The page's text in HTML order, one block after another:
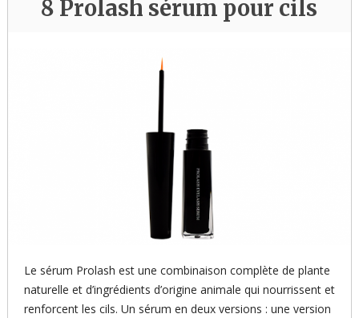
8 Prolash sérum pour cils
Le sérum Prolash est une combinaison complète de plante
naturelle et d’ingrédients d’origine animale qui nourrissent et
renforcent les cils. Un sérum en deux versions : une version